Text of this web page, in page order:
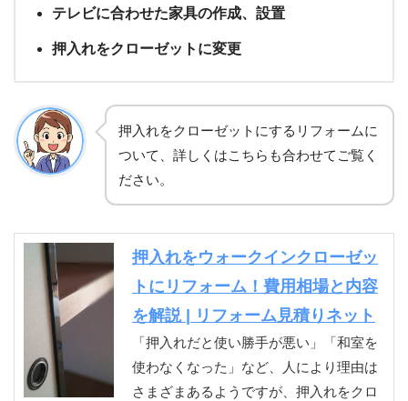
テレビに合わせた家具の作成、設置
押入れをクローゼットに変更
押入れをクローゼットにするリフォームに
ついて、詳しくはこちらも合わせてご覧く
ださい。
押入れをウォークインクローゼッ
トにリフォーム！費用相場と内容
を解説 | リフォーム見積りネット
「押入れだと使い勝手が悪い」「和室を
使わなくなった」など、人により理由は
さまざまあるようですが、押入れをクロ